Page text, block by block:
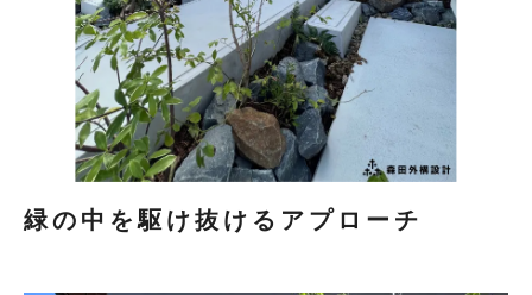
緑の中を駆け抜けるアプローチ